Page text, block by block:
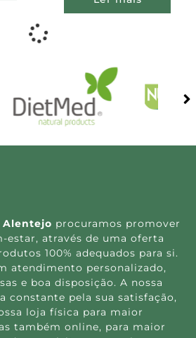
Juventos
18.25 €
Ler mais
25% Desconto!